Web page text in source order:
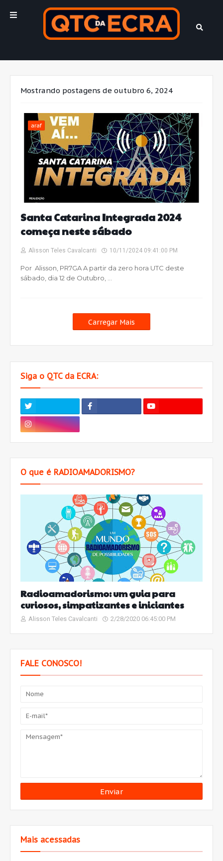
Mostrando postagens de outubro 6, 2024
araf
Santa Catarina Integrada 2024
começa neste sábado
Alisson Teles Cavalcanti 10/11/2024 09:41:00 PM
Por Alisson, PR7GA A partir da zero hora UTC deste
sábado, dia 12 de Outubro, …
Carregar Mais
Siga o QTC da ECRA:
O que é RADIOAMADORISMO?
Radioamadorismo: um guia para
curiosos, simpatizantes e iniciantes
Alisson Teles Cavalcanti 2/28/2020 06:45:00 PM
FALE CONOSCO!
Mais acessadas